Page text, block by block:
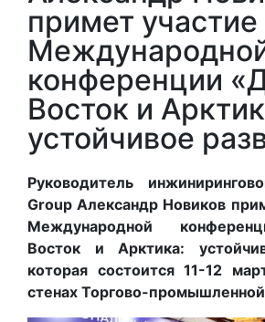
примет участие
конференции
Восток и
устойчивое
Руководитель
Group Александр Новиков
Международной
Восток и Арктика:
которая состоится 11-12
стенах Торгово-